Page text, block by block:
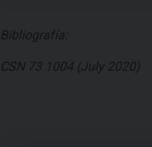
Bibliografía:
CSN 73 1004 (July 2020)